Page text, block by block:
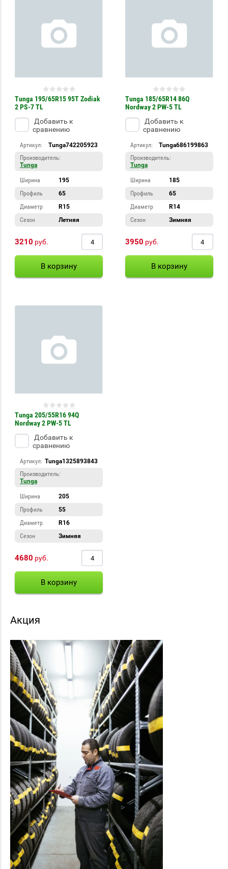
Tunga 195/65R15 95T Zodiak
2 PS-7 TL
Добавить к
сравнению
Артикул:
Tunga742205923
Производитель:
Tunga
Ширина
195
Профиль
65
Диаметр
R15
Сезон
Летняя
3210 руб.
В корзину
Tunga 185/65R14 86Q
Nordway 2 PW-5 TL
Добавить к
сравнению
Артикул:
Tunga686199863
Производитель:
Tunga
Ширина
185
Профиль
65
Диаметр
R14
Сезон
Зимняя
3950 руб.
В корзину
Tunga 205/55R16 94Q
Nordway 2 PW-5 TL
Добавить к
сравнению
Артикул: Tunga1325893843
Производитель:
Tunga
Ширина
205
Профиль
55
Диаметр
R16
Сезон
Зимняя
4680 руб.
В корзину
Акция